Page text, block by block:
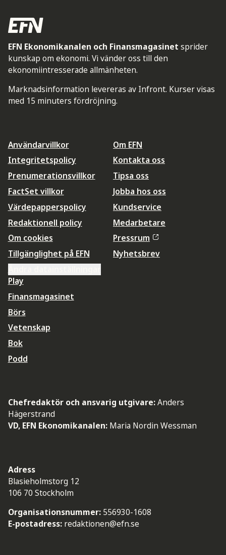
EFN Ekonomikanalen och Finansmagasinet sprider
kunskap om ekonomi. Vi vänder oss till den
ekonomiintresserade allmänheten.
Marknadsinformation levereras av Infront. Kurser visas
med 15 minuters fördröjning.
Användarvillkor
Integritetspolicy
Prenumerationsvillkor
FactSet villkor
Värdepapperspolicy
Redaktionell policy
Om cookies
Tillgänglighet på EFN
Om EFN
Kontakta oss
Tipsa oss
Jobba hos oss
Kundservice
Medarbetare
Pressrum
Nyhetsbrev
Play
Finansmagasinet
Börs
Vetenskap
Bok
Podd
Chefredaktör och ansvarig utgivare: Anders
Hägerstrand
VD, EFN Ekonomikanalen: Maria Nordin Wessman
Adress
Blasieholmstorg 12
106 70 Stockholm
Organisationsnummer: 556930-1608
E-postadress: redaktionen@efn.se